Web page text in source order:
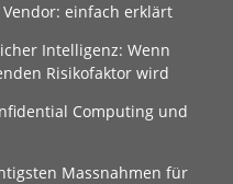
Vendor: einfach erklärt
Intelligenz: Wenn
Risikofaktor wird
Computing und
Massnahmen für